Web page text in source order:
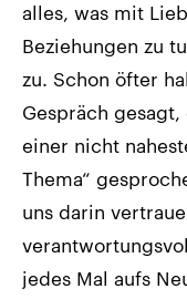
alles, was mit
Beziehungen zu
zu. Schon öfter
Gespräch
einer nicht
Thema“
uns darin
jedes Mal aufs